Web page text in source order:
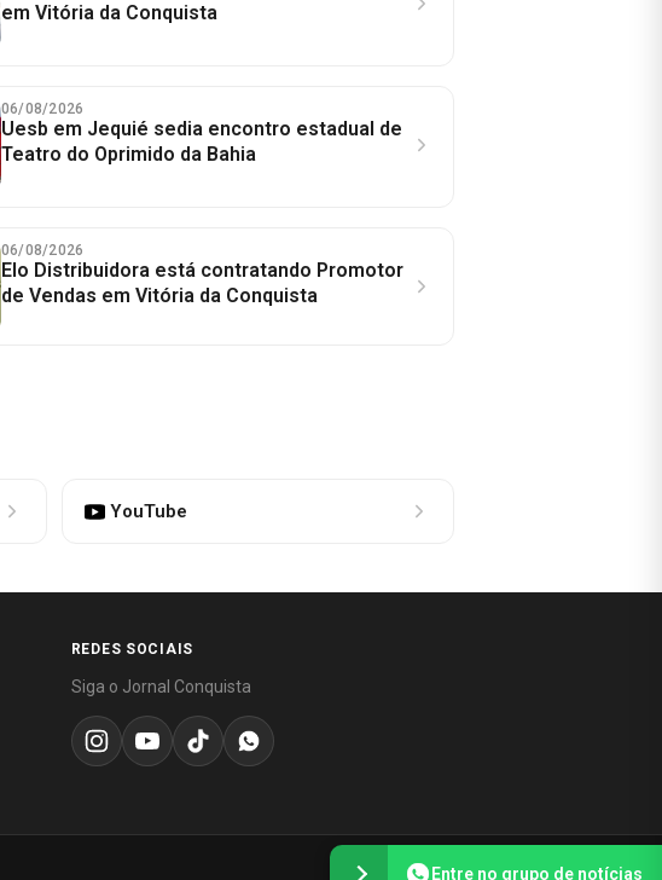
em Vitória da Conquista
06/08/2026
Uesb em Jequié sedia encontro estadual de
Teatro do Oprimido da Bahia
06/08/2026
Elo Distribuidora está contratando Promotor
de Vendas em Vitória da Conquista
YouTube
REDES SOCIAIS
Siga o Jornal Conquista
Entre no grupo de notícias